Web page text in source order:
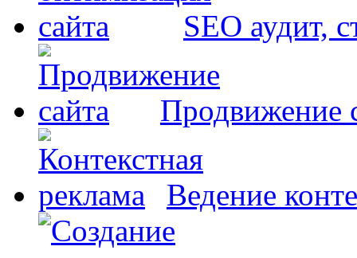
SEO аудит,
Продвижение
Ведение